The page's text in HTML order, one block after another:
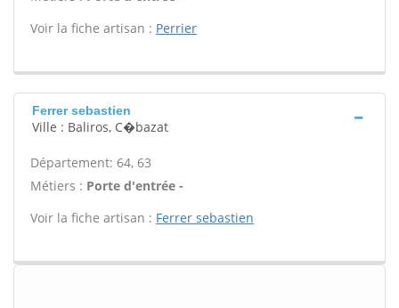
Voir la fiche artisan : Perrier
Ferrer sebastien
Ville : Baliros, C�bazat
Département: 64, 63
Métiers : Porte d'entrée -
Voir la fiche artisan : Ferrer sebastien